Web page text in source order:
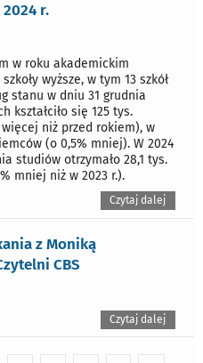
r.
w roku akademickim
wyższe, w tym 13 szkół
stanu w dniu 31 grudnia
kształciło się 125 tys.
niż przed rokiem), w
(o 0,5% mniej). W 2024
studiów otrzymało 28,1 tys.
mniej niż w 2023 r.).
Czytaj dalej
z Moniką
CBS
Czytaj dalej